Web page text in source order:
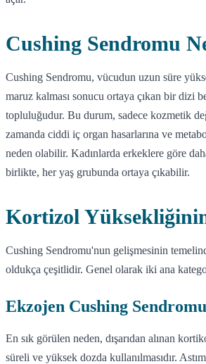
Cushing Sendromu
Cushing Sendromu, vücudun uzun süre
maruz kalması sonucu ortaya çıkan bir dizi
topluluğudur. Bu durum, sadece kozmetik
zamanda ciddi iç organ hasarlarına ve
neden olabilir. Kadınlarda erkeklere göre
birlikte, her yaş grubunda ortaya çıkabilir.
Kortizol
Cushing Sendromu'nun gelişmesinin
oldukça çeşitlidir. Genel olarak iki ana
Ekzojen Cushing Sendromu
En sık görülen neden, dışarıdan alınan
süreli ve yüksek dozda kullanılmasıdır.